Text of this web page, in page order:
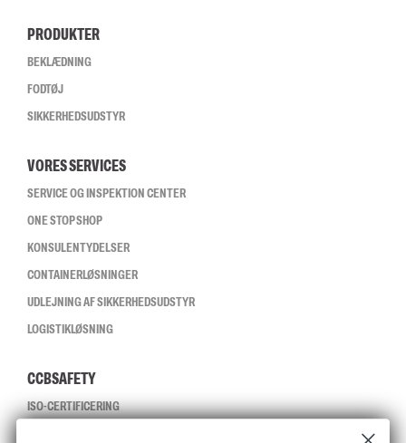
PRODUKTER
BEKLÆDNING
FODTØJ
SIKKERHEDSUDSTYR
VORES SERVICES
SERVICE OG INSPEKTION CENTER
ONE STOP SHOP
KONSULENTYDELSER
CONTAINERLØSNINGER
UDLEJNING AF SIKKERHEDSUDSTYR
LOGISTIKLØSNING
CCBSAFETY
ISO-CERTIFICERING